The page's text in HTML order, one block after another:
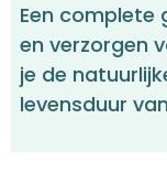
Een complete
en verzorgen
je de
levensduur